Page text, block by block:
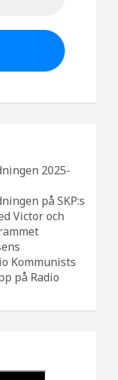
2025-
på SKP:s
Victor och
Kommunists
på Radio